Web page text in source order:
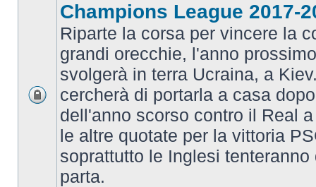
Champions League 2017-
Riparte la corsa per vincere la
grandi orecchie, l'anno
svolgerà in terra Ucraina, a
cercherà di portarla a casa
dell'anno scorso contro il Real
le altre quotate per la vittoria
soprattutto le Inglesi tenteranno
parta.